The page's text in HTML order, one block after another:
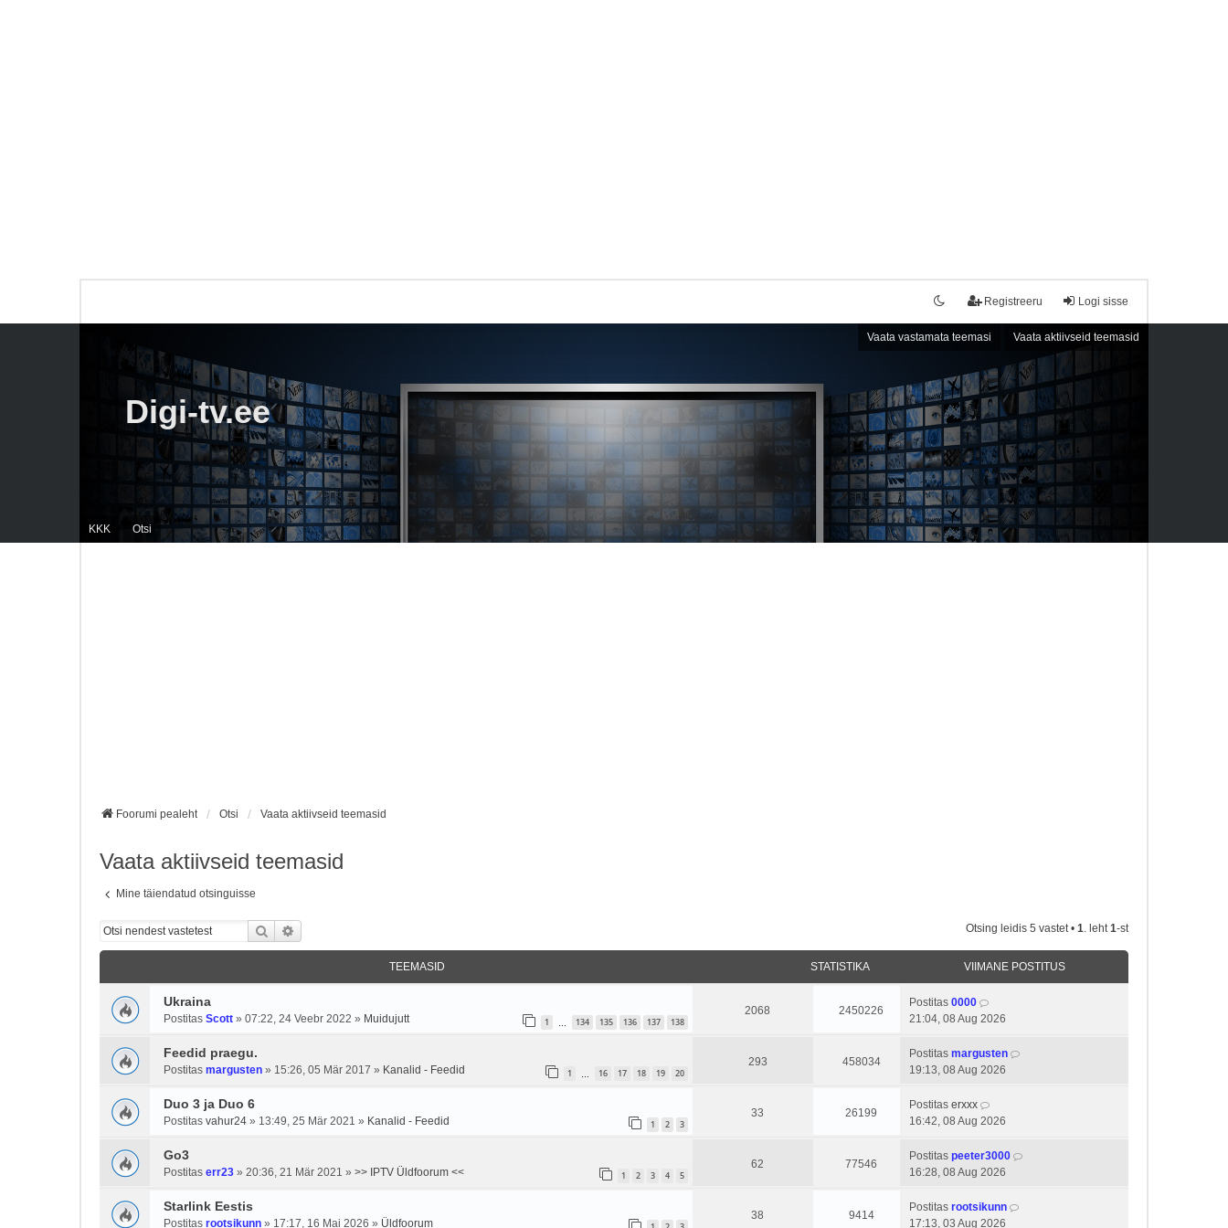
Logi sisse
Registreeru
Vaata vastamata teemasi Vaata aktiivseid teemasid
KKK Otsi
Digi-tv.ee
Foorumi pealeht Otsi Vaata aktiivseid teemasid
Vaata aktiivseid teemasid
Mine täiendatud otsinguisse
Otsi Otsing leidis 5 vastet • 1. leht1-st
TEEMASID STATISTIKA VIIMANE POSTITUS
Ukraina
Postitas Scott » 07:22, 24 Veebr 2022 » Muidujutt 1 134 135 136 137 138
2068 2450226
Postitas 0000
21:04, 08 Aug 2026
Feedid praegu.
Postitas margusten » 15:26, 05 Mär 2017 » Kanalid - Feedid 1 16 17 18 19 20
293 458034
Postitas margusten
19:13, 08 Aug 2026
Duo 3 ja Duo 6
Postitas vahur24 » 13:49, 25 Mär 2021 » Kanalid - Feedid 1 2 3
33 26199
Postitas erxxx
16:42, 08 Aug 2026
Go3
Postitas err23 » 20:36, 21 Mär 2021 » >> IPTV Üldfoorum << 1 2 3 4 5
62 77546
Postitas peeter3000
16:28, 08 Aug 2026
Starlink Eestis
Postitas rootsikunn » 17:17, 16 Mai 2026 » Üldfoorum
38 9414
Postitas rootsikunn
17:13, 03 Aug 2026